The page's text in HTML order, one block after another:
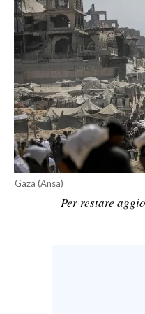
CRONACA
ITALIA
MONDO
POLITICA
ECONOMIA
SERVIZI ALLE IMPRESE
LAVORO
Gaza (Ansa)
Per restare